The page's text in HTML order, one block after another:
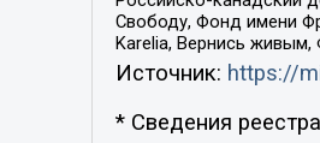
Свободу, Фонд имени
Karelia, Вернись
Источник: https://
* Сведения